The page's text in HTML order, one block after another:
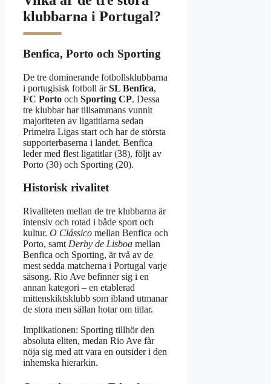
klubbarna i Portugal?
Benfica, Porto och Sporting
De tre dominerande fotbollsklubbarna
i portugisisk fotboll ärSL Benfica,
FC Porto och Sporting CP. Dessa
tre klubbar har tillsammans vunnit
majoriteten av ligatitlarna sedan
Primeira Ligas start och har de största
supporterbaserna i landet. Benfica
leder med flest ligatitlar (38), följt av
Porto (30) och Sporting (20).
Historisk rivalitet
Rivaliteten mellan de tre klubbarna är
intensiv och rotad i både sport och
kultur. O Clássico mellan Benfica och
Porto, samt Derby de Lisboa mellan
Benfica och Sporting, är två av de
mest sedda matcherna i Portugal varje
säsong. Rio Ave befinner sig i en
annan kategori – en etablerad
mittenskiktsklubb som ibland utmanar
de stora men sällan hotar om titlar.
Implikationen: Sporting tillhör den
absoluta eliten, medan Rio Ave får
nöja sig med att vara en outsider i den
inhemska hierarkin.